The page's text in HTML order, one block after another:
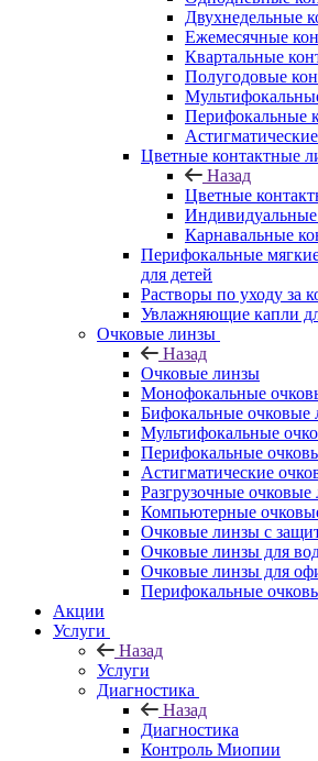
Двухнедельные
Ежемесячные
Квартальные
Полугодовые
Перифокальные
Цветные контактные
Назад
Цветные
Карнавальные
Перифокальные
для детей
Растворы по уходу за
Увлажняющие капли
Очковые линзы
Назад
Очковые линзы
Монофокальные
Бифокальные очковые
Мультифокальные
Перифокальные
Астигматические
Разгрузочные
Компьютерные
Очковые линзы с
Очковые линзы для
Очковые линзы для
Перифокальные
Акции
Услуги
Назад
Услуги
Диагностика
Назад
Диагностика
Контроль Миопии